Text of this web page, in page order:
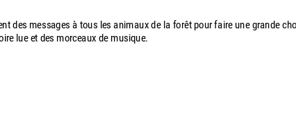
des messages à tous les animaux de la forêt pour faire une grande
lue et des morceaux de musique.